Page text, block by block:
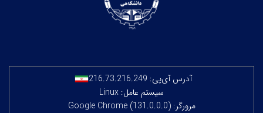
آدرس آی‌پی: 216.73.216.249
سیستم عامل: Linux
مرورگر: Google Chrome (131.0.0.0)